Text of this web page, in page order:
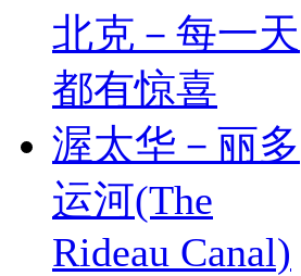
北克－每一天
都有惊喜
渥太华－丽多
运河(The
Rideau Canal)